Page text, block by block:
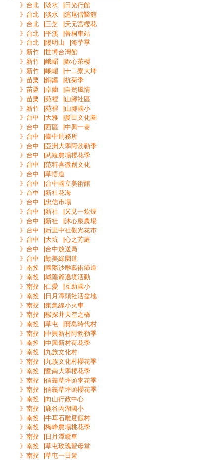
》台北▕淡水▕日光行館
》台北▕淡水▕滬尾偕醫館
》台北▕三芝▕天元宮櫻花
》台北▕平溪▕菁桐車站
》台北▕陽明山▕海芋季
》新竹▕世博台灣館
》新竹▕峨嵋▕歇心茶樓
》新竹▕峨嵋▕十二寮大埤
》苗栗▕銅鑼▕杭菊季
》苗栗▕卓蘭▕自然風情
》苗栗▕苑裡▕山腳社區
》新竹▕苑裡▕山腳國小
》台中▕大雅▕麥田文化圈
》台中▕西區▕中興一巷
》台中▕臺中刑務所
》台中▕亞洲大學阿勃勒季
》台中▕武陵農場櫻花季
》台中▕范特喜微創文化
》台中▕草悟道
》台中▕台中國立美術館
》台中▕新社花海
》台中▕忠信市場
》台中▕新社▕又見一炊煙
》台中▕新社▕沐心泉農場
》台中▕后里中社觀光花市
》台中▕大坑▕心之芳庭
》台中▕台中放送局
》台中▕勤美綠園道
》南投▕國際沙雕藝術節道
》南投▕城隍爺遶境活動
》南投▕仁愛▕互助國小
》南投▕日月潭頭社活盆地
》南投▕集集線小火車
》南投▕猴探井天空之橋
》南投▕草屯▕寶島時代村
》南投▕中興新村阿勃勒季
》南投▕中興新村荷花季
》南投▕九族文化村
》南投▕九族文化村櫻花季
》南投▕暨南大學櫻花季
》南投▕信義草坪頭李花季
》南投▕信義草坪頭櫻花季
》南投▕向山行政中心
》南投▕鹿谷內湖國小
》南投▕牛耳石雕度假村
》南投▕梅峰農場桃花季
》南投▕日月潭纜車
》南投▕草屯玫瑰聖母堂
》南投▕草屯一日遊